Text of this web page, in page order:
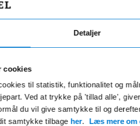
Detaljer
cookies
til statistik, funktionalitet og
Ved at trykke på 'tillad alle',
du vil give samtykke til og
samtykke tilbage her. Læs mere om
STARPLUS COMPLETE
kr/md.*
og reparationer
inkl. opbevaring